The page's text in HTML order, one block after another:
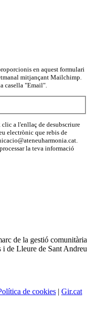
en aquest formulari
mitjançant Mailchimp.
casella "Email".
a l'enllaç de desubscriure
electrònic que rebis de
la teva informació
de la gestió comunitària
i de Lleure de Sant Andreu
de cookies | Gir.cat